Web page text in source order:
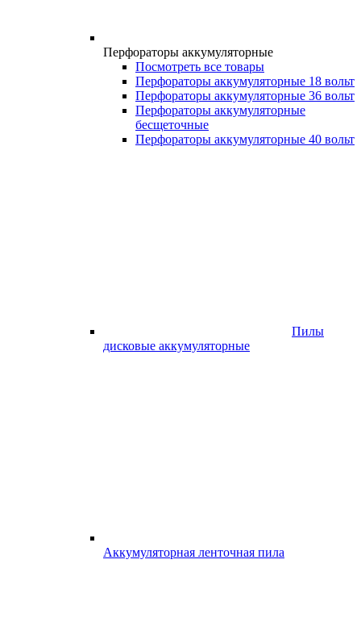
Перфораторы аккумуляторные
Посмотреть все товары
Перфораторы аккумуляторные 18 вольт
Перфораторы аккумуляторные 36 вольт
Перфораторы аккумуляторные
бесщеточные
Перфораторы аккумуляторные 40 вольт
Пилы
дисковые аккумуляторные
Аккумуляторная ленточная пила